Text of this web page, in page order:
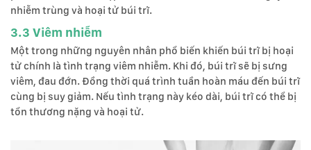
nhiễm trùng và hoại tử búi trĩ.
3.3 Viêm nhiễm
Một trong những nguyên nhân phổ biến khiến búi trĩ bị hoại
tử chính là tình trạng viêm nhiễm. Khi đó, búi trĩ sẽ bị sưng
viêm, đau đớn. Đồng thời quá trình tuần hoàn máu đến búi trĩ
cùng bị suy giảm. Nếu tình trạng này kéo dài, búi trĩ có thể bị
tổn thương nặng và hoại tử.